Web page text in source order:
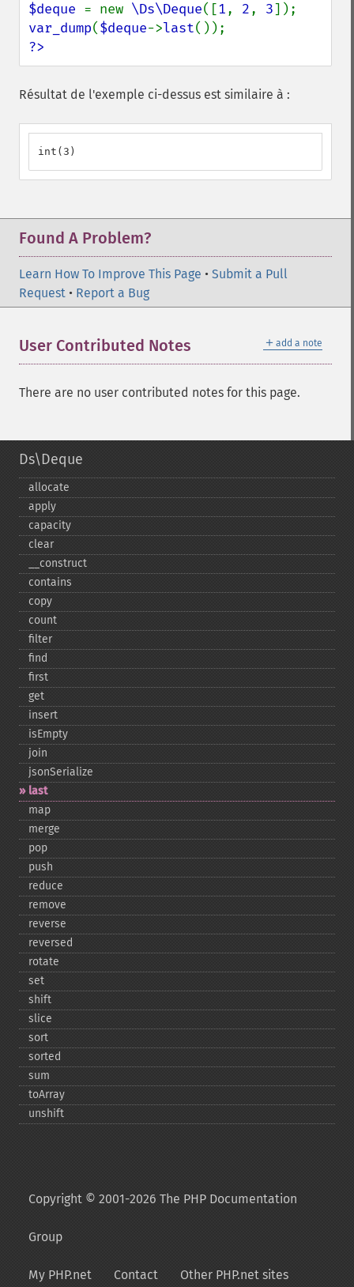
$deque = new \Ds\Deque([1, 2, 3
var_dump($deque->last
?>
Résultat de l'exemple ci-dessus est similaire à :
int(3)
Found A Problem?
Learn How To Improve This Page • Submit a Pull
Request • Report a Bug
＋ add a note
User Contributed Notes
There are no user contributed notes for this page.
Ds\Deque
allocate
apply
capacity
clear
_​_​construct
contains
copy
count
filter
find
first
get
insert
isEmpty
join
jsonSerialize
last
map
merge
pop
push
reduce
remove
reverse
reversed
rotate
set
shift
slice
sort
sorted
sum
toArray
unshift
Copyright © 2001-2026 The PHP Documentation
Group
My PHP.net Contact Other PHP.net sites